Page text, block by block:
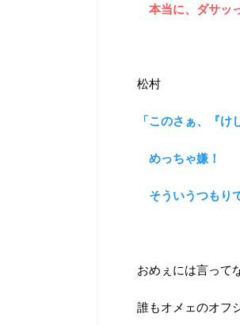
本当に、ダサッ
松村
「このさぁ、『け
めっちゃ嫌！
そういうつもり
おめぇには言って
誰もオメェのオフ